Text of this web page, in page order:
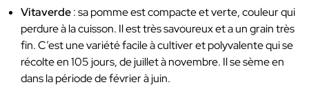
Vitaverde: sa pomme est compacte et verte, couleur qui
perdure à la cuisson. Il est très savoureux et a un grain très
fin. C’est une variété facile à cultiver et polyvalente qui se
récolte en 105 jours, de juillet à novembre. Il se sème en
dans la période de février à juin.